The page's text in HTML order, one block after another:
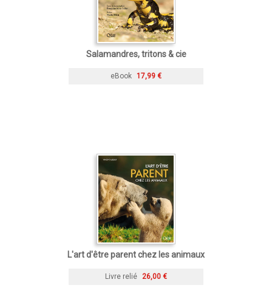
Salamandres, tritons & cie
eBook 17,99 €
L'art d'être parent chez les animaux
Livre relié 26,00 €